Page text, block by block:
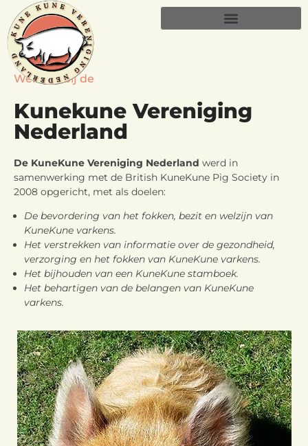
Welkom bij de
Kunekune Vereniging
Nederland
De KuneKune Vereniging Nederland werd in
samenwerking met de British KuneKune Pig Society in
2008 opgericht, met als doelen:
De bevordering van het fokken, bezit en welzijn van
KuneKune varkens.
Het verstrekken van informatie over de gezondheid,
verzorging en het fokken van KuneKune varkens.
Het bijhouden van een KuneKune stamboek.
Het behartigen van de belangen van KuneKune
varkens.